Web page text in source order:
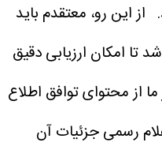
از این رو، معتقدم باید
تا امکان ارزیابی دقیق
از محتوای توافق اطلاع
رسمی جزئیات آن